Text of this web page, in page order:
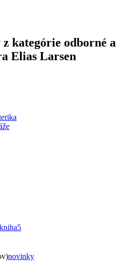
kategórie odborné a
Elias Larsen
kniha5
novinky